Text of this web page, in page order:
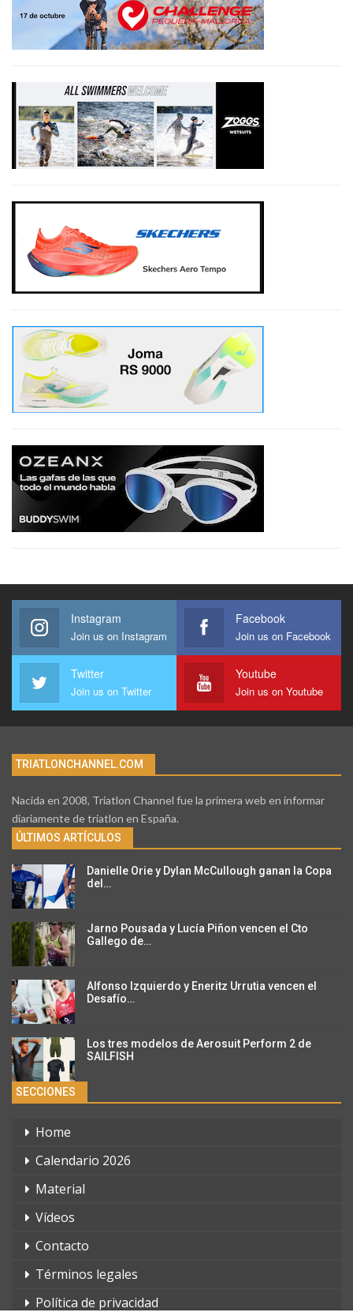
Instagram
Join us on Instagram
Facebook
Join us on Facebook
Twitter
Join us on Twitter
Youtube
Join us on Youtube
TRIATLONCHANNEL.COM
Nacida en 2008, Triatlon Channel fue la primera web en informar
diariamente de triatlon en España.
ÚLTIMOS ARTÍCULOS
Danielle Orie y Dylan McCullough ganan la Copa
del…
Jarno Pousada y Lucía Piñon vencen el Cto
Gallego de…
Alfonso Izquierdo y Eneritz Urrutia vencen el
Desafío…
Los tres modelos de Aerosuit Perform 2 de
SAILFISH
SECCIONES
Home
Calendario 2026
Material
Vídeos
Contacto
Términos legales
Política de privacidad